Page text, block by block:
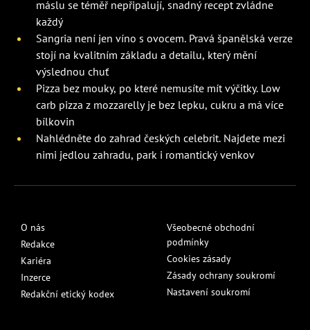
máslu se téměř nepřipalují, snadný recept zvládne
každý
Sangria není jen víno s ovocem. Pravá španělská verze
stojí na kvalitním základu a detailu, který mění
výslednou chuť
Pizza bez mouky, po které nemusíte mít výčitky. Low
carb pizza z mozzarelly je bez lepku, cukru a má více
bílkovin
Nahlédněte do zahrad českých celebrit. Najdete mezi
nimi jedlou zahradu, park i romantický venkov
O nás
Redakce
Kariéra
Inzerce
Redakční etický kodex
Všeobecné obchodní
podmínky
Cookies zásady
Zásady ochrany soukromí
Nastavení soukromí